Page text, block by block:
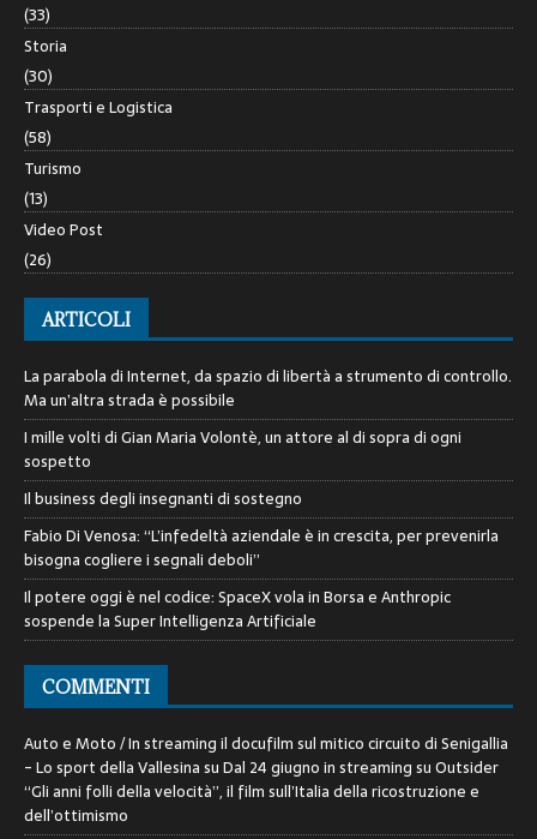
(33)
Storia
(30)
Trasporti e Logistica
(58)
Turismo
(13)
Video Post
(26)
ARTICOLI
La parabola di Internet, da spazio di libertà a strumento di controllo.
Ma un’altra strada è possibile
I mille volti di Gian Maria Volontè, un attore al di sopra di ogni
sospetto
Il business degli insegnanti di sostegno
Fabio Di Venosa: “L’infedeltà aziendale è in crescita, per prevenirla
bisogna cogliere i segnali deboli”
Il potere oggi è nel codice: SpaceX vola in Borsa e Anthropic
sospende la Super Intelligenza Artificiale
COMMENTI
Auto e Moto / In streaming il docufilm sul mitico circuito di Senigallia
- Lo sport della VallesinasuDal 24 giugno in streaming su Outsider
“Gli anni folli della velocità”, il film sull’Italia della ricostruzione e
dell’ottimismo